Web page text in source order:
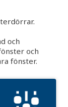
och
och
fönster.